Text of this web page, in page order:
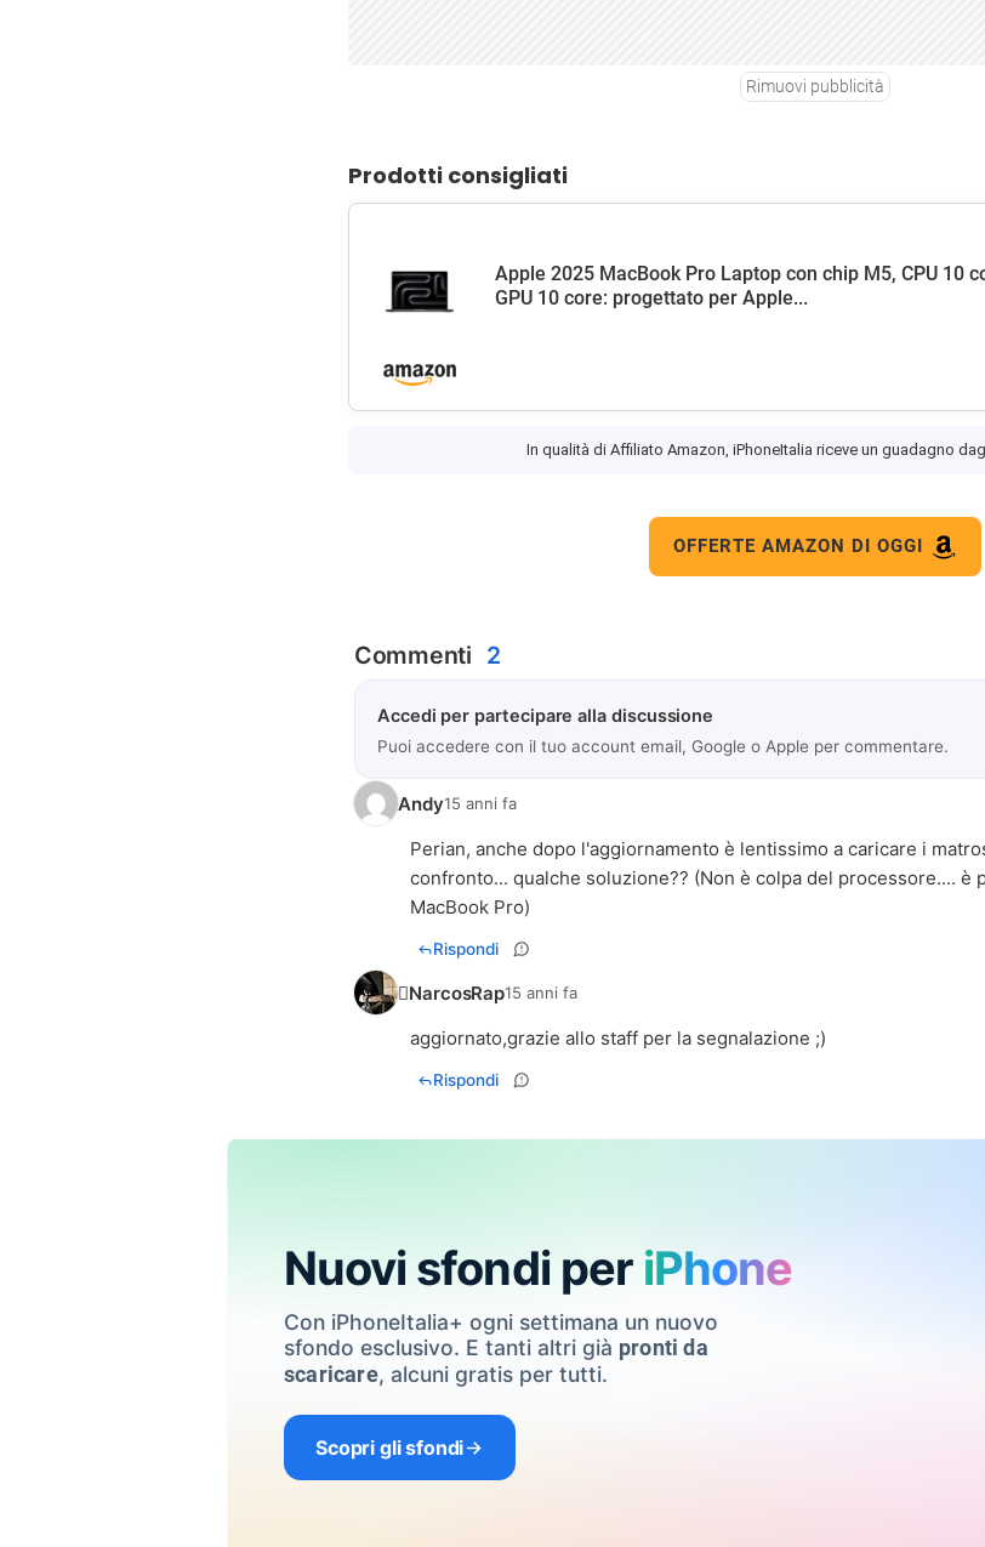
Rimuovi pubblicità
Prodotti consigliati
Apple 2025 MacBook Pro Laptop con chip M5, CPU 10
GPU 10 core: progettato per Apple...
In qualità di Affiliato Amazon, iPhoneItalia riceve un guadagno
OFFERTE AMAZON DI OGGI
Commenti 2
Accedi per partecipare alla discussione
Puoi accedere con il tuo account email, Google o Apple per commentare.
Andy15 anni fa
Perian, anche dopo l'aggiornamento è lentissimo a caricare i
confronto... qualche soluzione?? (Non è colpa del processore.... è
MacBook Pro)
Rispondi
NarcosRap15 anni fa
aggiornato,grazie allo staff per la segnalazione ;)
Rispondi
Nuovi sfondi per iPhone
Con iPhoneItalia+ ogni settimana un nuovo
sfondo esclusivo. E tanti altri già pronti da
scaricare, alcuni gratis per tutti.
Scopri gli sfondi